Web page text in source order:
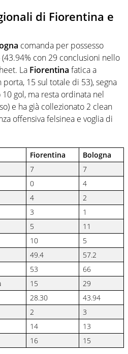
di Fiorentina e
comanda per possesso
con 29 conclusioni nello
La Fiorentina fatica a
15 sul totale di 53), segna
gol, ma resta ordinata nel
e ha già collezionato 2 clean
offensiva felsinea e voglia di
Fiorentina
Bologna
7
7
0
4
4
2
3
1
5
11
10
5
49.4
57.2
53
66
15
29
28.30
43.94
2
3
14
13
16 15